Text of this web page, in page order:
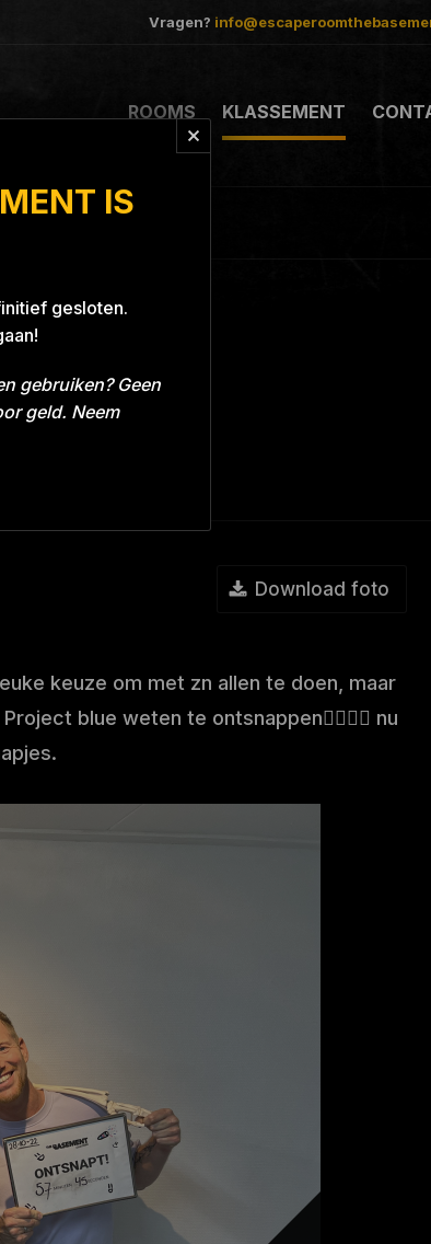
IS
gesloten.
gebruiken? Geen
geld. Neem
Vragen?
ROOMS KLASSEMENT
Download foto
keuze om met zn allen te doen, maar
blue weten te ontsnappen👌🏻👌🏻 nu